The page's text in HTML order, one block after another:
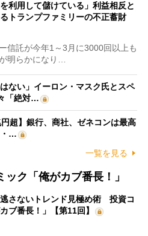
を利用して儲けている」利益相反と
トランプファミリーの不正蓄財
信託が今年1～3月に3000回以上も
明らかになり…
ない」イーロン・マスク氏とスペ
「絶対…
超】銀行、商社、ゼネコンは最高
・…
一覧を見る
ク「俺がカブ番長！」
逃さないトレンド見極め術 投資コ
ブ番長！」【第11回】